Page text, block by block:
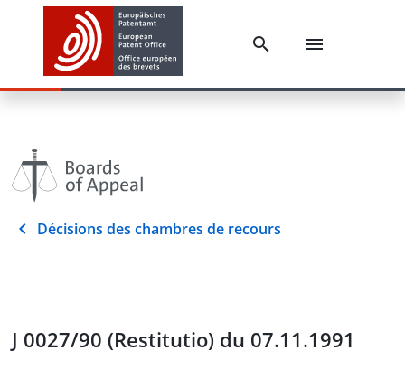
Décisions des chambres de recours
J 0027/90 (Restitutio) du 07.11.1991